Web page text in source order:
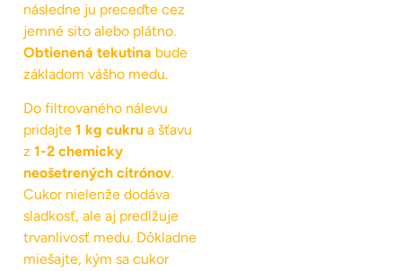
následne ju preceďte cez
jemné sito alebo plátno.
Obtienená tekutina bude
základom vášho medu.
Do filtrovaného nálevu
pridajte 1 kg cukru a šťavu
z 1-2 chemicky
neošetrených citrónov.
Cukor nielenže dodáva
sladkosť, ale aj predlžuje
trvanlivosť medu. Dôkladne
miešajte, kým sa cukor